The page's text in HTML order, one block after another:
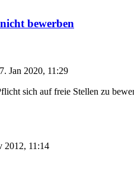
bewerben
7. Jan 2020, 11:29
sich auf freie Stellen zu
2012, 11:14